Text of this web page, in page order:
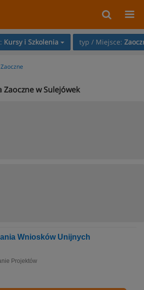
Kursy i Szkolenia typ / Miejsce:
Zaoczne
Zaoczne w Sulejówek
Wniosków Unijnych
Projektów